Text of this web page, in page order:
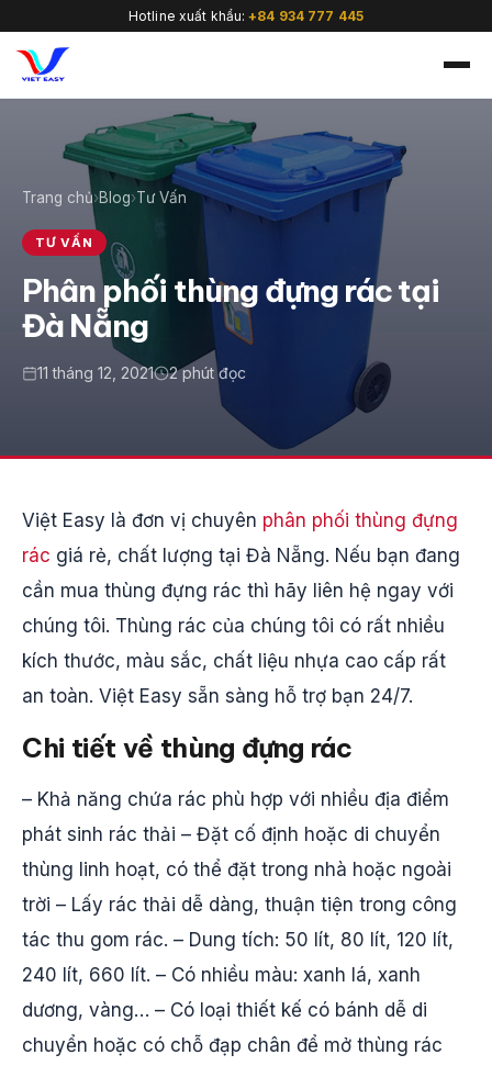
Hotline xuất khẩu:+84 934 777 445
Trang chủ›Blog›Tư Vấn
TƯ VẤN
Phân phối thùng đựng rác tại
Đà Nẵng
11 tháng 12, 2021 2 phút đọc
Việt Easy là đơn vị chuyên phân phối thùng đựng
rác giá rẻ, chất lượng tại Đà Nẵng. Nếu bạn đang
cần mua thùng đựng rác thì hãy liên hệ ngay với
chúng tôi. Thùng rác của chúng tôi có rất nhiều
kích thước, màu sắc, chất liệu nhựa cao cấp rất
an toàn. Việt Easy sẵn sàng hỗ trợ bạn 24/7.
Chi tiết về thùng đựng rác
– Khả năng chứa rác phù hợp với nhiều địa điểm
phát sinh rác thải – Đặt cố định hoặc di chuyển
thùng linh hoạt, có thể đặt trong nhà hoặc ngoài
trời – Lấy rác thải dễ dàng, thuận tiện trong công
tác thu gom rác. – Dung tích: 50 lít, 80 lít, 120 lít,
240 lít, 660 lít. – Có nhiều màu: xanh lá, xanh
dương, vàng… – Có loại thiết kế có bánh dễ di
chuyển hoặc có chỗ đạp chân để mở thùng rác